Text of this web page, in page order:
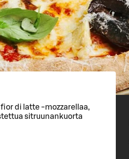
di latte -mozzarellaa,
sitruunankuorta